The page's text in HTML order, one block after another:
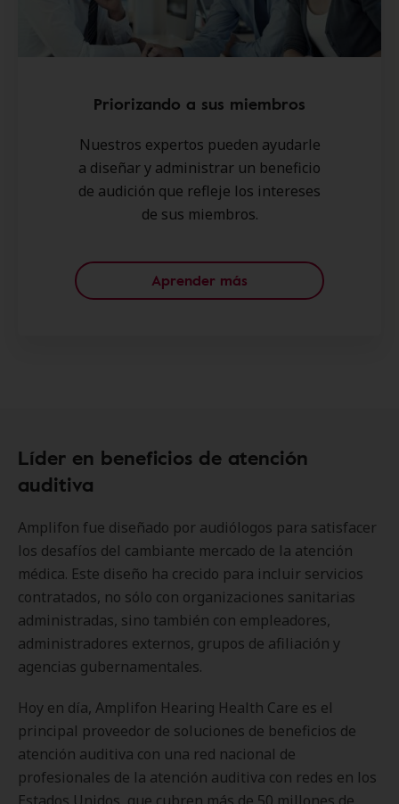
Priorizando a sus miembros
Nuestros expertos pueden ayudarle
a diseñar y administrar un beneficio
de audición que refleje los intereses
de sus miembros.
Aprender más
Líder en beneficios de atención
auditiva
Amplifon fue diseñado por audiólogos para satisfacer
los desafíos del cambiante mercado de la atención
médica. Este diseño ha crecido para incluir servicios
contratados, no sólo con organizaciones sanitarias
administradas, sino también con empleadores,
administradores externos, grupos de afiliación y
agencias gubernamentales.
Hoy en día, Amplifon Hearing Health Care es el
principal proveedor de soluciones de beneficios de
atención auditiva con una red nacional de
profesionales de la atención auditiva con redes en los